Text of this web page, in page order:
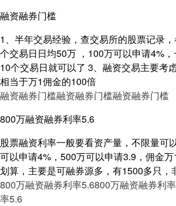
融资融券门槛
1、半年交易经验，查交易所的股票记录
个交易日日均50万 ，100万可以申请4%
10个交易日就可以了 3、融资交易主要考
相当于万1佣金的100倍
融资融券门槛融资融券门槛融资融券门槛
800万融资融券利率5.6
股票融资利率一般要看资产量，不限量可
可以申请4%，500万可以申请3.9，佣金
划算，主要是可融券源多，有1500多只，
800万融资融券利率5.6800万融资融券利
率5.6